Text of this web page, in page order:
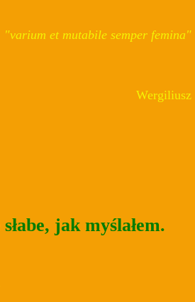
"varium et mutabile semper femina"
Wergiliusz
jak myślałem.